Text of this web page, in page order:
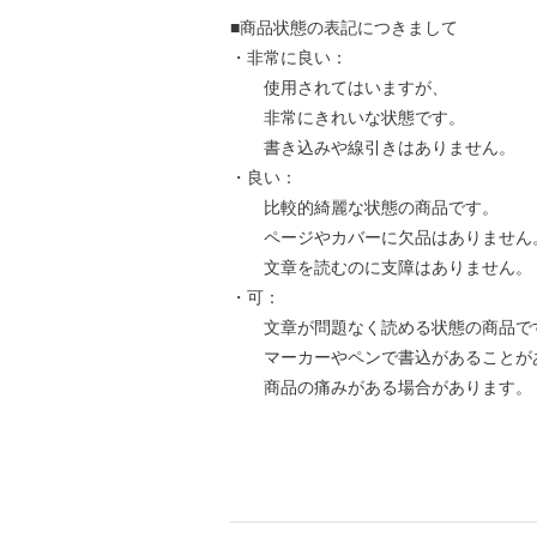
■商品状態の表記につきまして
・非常に良い：
使用されてはいますが、
非常にきれいな状態です。
書き込みや線引きはありません。
・良い：
比較的綺麗な状態の商品です。
ページやカバーに欠品はありません
文章を読むのに支障はありません。
・可：
文章が問題なく読める状態の商品で
マーカーやペンで書込があることが
商品の痛みがある場合があります。